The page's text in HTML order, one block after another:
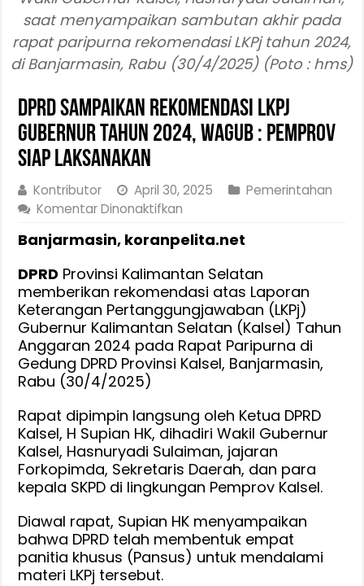
saat menyampaikan sambutan akhir pada
rapat paripurna rekomendasi LKPj tahun 2024,
di Banjarmasin, Rabu (30/4/2025) (Poto : hms)
DPRD Sampaikan Rekomendasi LKPj
Gubernur Tahun 2024, Wagub : Pemprov
Siap Laksanakan
Kontributor April 30, 2025
Pemerintahan
Komentar Dinonaktifkan
Sampaikan
LKPj
Gubernur
Tahun
2024,
Wagub
Siap
Laksanakan
Banjarmasin, koranpelita.net
DPRD Provinsi Kalimantan Selatan
memberikan rekomendasi atas Laporan
Keterangan Pertanggungjawaban (LKPj)
Gubernur Kalimantan Selatan (Kalsel) Tahun
Anggaran 2024 pada Rapat Paripurna di
Gedung DPRD Provinsi Kalsel, Banjarmasin,
Rabu (30/4/2025)
Rapat dipimpin langsung oleh Ketua DPRD
Kalsel, H Supian HK, dihadiri Wakil Gubernur
Kalsel, Hasnuryadi Sulaiman, jajaran
Forkopimda, Sekretaris Daerah, dan para
kepala SKPD di lingkungan Pemprov Kalsel.
Diawal rapat, Supian HK menyampaikan
bahwa DPRD telah membentuk empat
panitia khusus (Pansus) untuk mendalami
materi LKPj tersebut.